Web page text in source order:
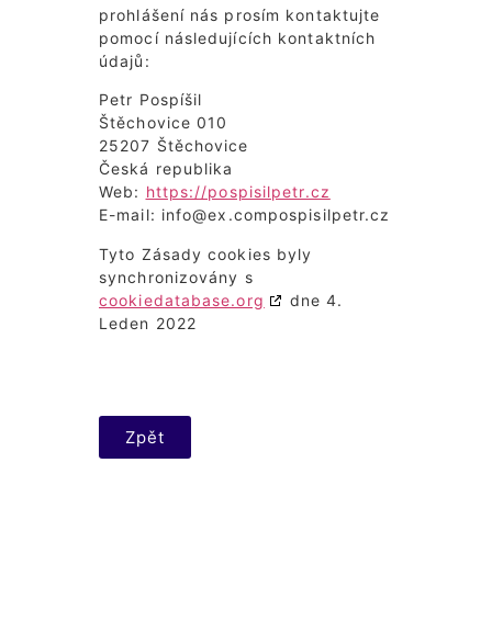
prohlášení nás prosím kontaktujte
pomocí následujících kontaktních
údajů:
Petr Pospíšil
Štěchovice 010
25207 Štěchovice
Česká republika
Web: https://pospisilpetr.cz
E-mail: info@ex.compospisilpetr.cz
Tyto Zásady cookies byly
synchronizovány s
cookiedatabase.org
dne 4.
Leden 2022
Zpět